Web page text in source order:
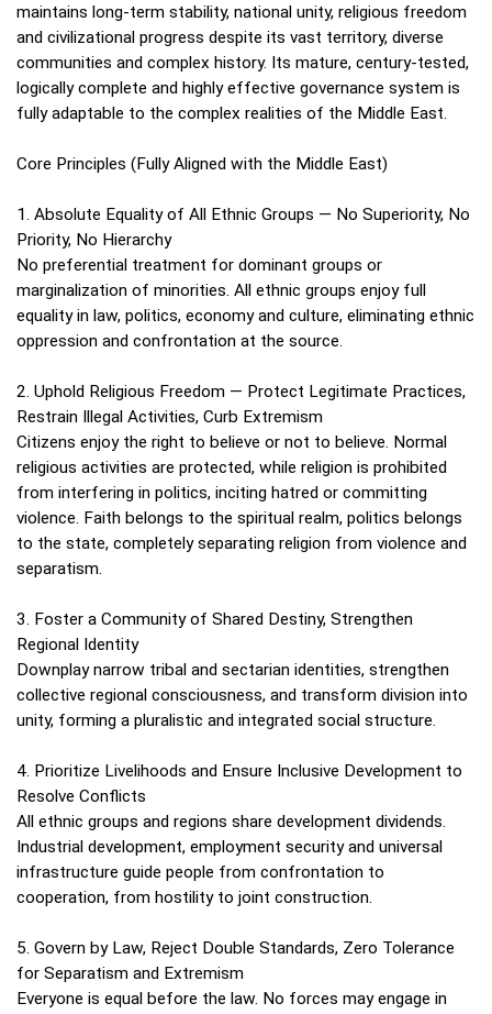
maintains long‑term stability, national unity, religious freedom
and civilizational progress despite its vast territory, diverse
communities and complex history. Its mature, century‑tested,
logically complete and highly effective governance system is
fully adaptable to the complex realities of the Middle East.
Core Principles (Fully Aligned with the Middle East)
1. Absolute Equality of All Ethnic Groups — No Superiority, No
Priority, No Hierarchy
No preferential treatment for dominant groups or
marginalization of minorities. All ethnic groups enjoy full
equality in law, politics, economy and culture, eliminating ethnic
oppression and confrontation at the source.
2. Uphold Religious Freedom — Protect Legitimate Practices,
Restrain Illegal Activities, Curb Extremism
Citizens enjoy the right to believe or not to believe. Normal
religious activities are protected, while religion is prohibited
from interfering in politics, inciting hatred or committing
violence. Faith belongs to the spiritual realm, politics belongs
to the state, completely separating religion from violence and
separatism.
3. Foster a Community of Shared Destiny, Strengthen
Regional Identity
Downplay narrow tribal and sectarian identities, strengthen
collective regional consciousness, and transform division into
unity, forming a pluralistic and integrated social structure.
4. Prioritize Livelihoods and Ensure Inclusive Development to
Resolve Conflicts
All ethnic groups and regions share development dividends.
Industrial development, employment security and universal
infrastructure guide people from confrontation to
cooperation, from hostility to joint construction.
5. Govern by Law, Reject Double Standards, Zero Tolerance
for Separatism and Extremism
Everyone is equal before the law. No forces may engage in